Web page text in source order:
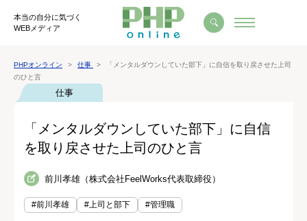
本当の自分に気づく
WEBメディア
PHPオンライン 仕事
「メンタルダウンしていた部下」に自信を取り戻させた上司
のひと言
仕事
「メンタルダウンしていた部下」に自信
を取り戻させた上司のひと言
前川孝雄（株式会社FeelWorks代表取締役）
#前川孝雄 #上司と部下 #管理職